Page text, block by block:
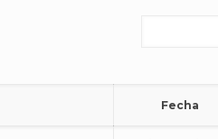
Fecha